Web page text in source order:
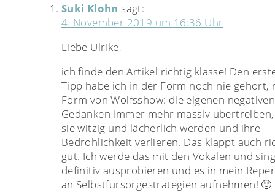
Suki Klohn sagt:
4. November 2019 um 16:36 Uhr
Liebe Ulrike,
ich finde den Artikel richtig klasse! Den
Tipp habe ich in der Form noch nie gehört,
Form von Wolfsshow: die eigenen negativen
Gedanken immer mehr massiv
sie witzig und lächerlich werden und ihre
Bedrohlichkeit verlieren. Das klappt auch
gut. Ich werde das mit den Vokalen und
definitiv ausprobieren und es in mein
an Selbstfürsorgestrategien aufnehmen! 🙂